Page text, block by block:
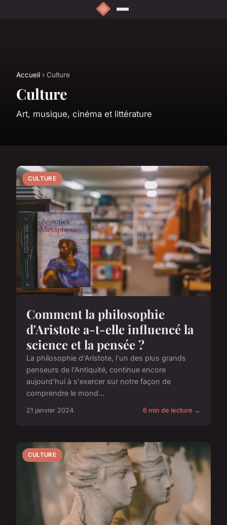
Accueil › Culture
Culture
Art, musique, cinéma et littérature
CULTURE
Comment la philosophie
d'Aristote a-t-elle influencé la
science et la pensée ?
La philosophie d'Aristote, l'un des plus grands
penseurs de l'Antiquité, continue encore
aujourd'hui à s'exercer sur notre façon de
comprendre le mond...
21 janvier 2024 6 min de lecture →
CULTURE